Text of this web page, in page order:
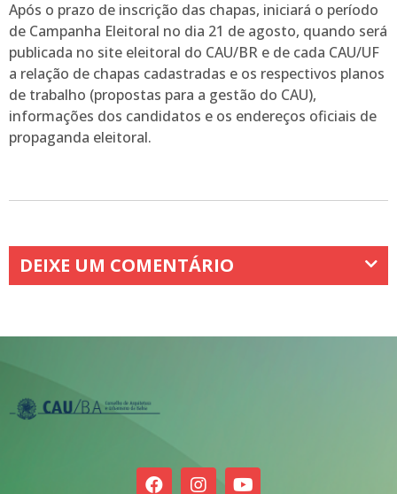
Após o prazo de inscrição das chapas, iniciará o período
de Campanha Eleitoral no dia 21 de agosto, quando será
publicada no site eleitoral do CAU/BR e de cada CAU/UF
a relação de chapas cadastradas e os respectivos planos
de trabalho (propostas para a gestão do CAU),
informações dos candidatos e os endereços oficiais de
propaganda eleitoral.
DEIXE UM COMENTÁRIO